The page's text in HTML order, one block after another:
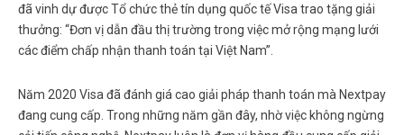
đã vinh dự được Tổ chức thẻ tín dụng quốc tế Visa trao tặng giải
thưởng: “Đơn vị dẫn đầu thị trường trong việc mở rộng mạng lưới
các điểm chấp nhận thanh toán tại Việt Nam”.
Năm 2020 Visa đã đánh giá cao giải pháp thanh toán mà Nextpay
đang cung cấp. Trong những năm gần đây, nhờ việc không ngừng